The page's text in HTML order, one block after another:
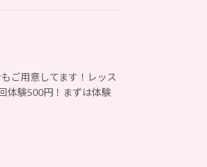
ご用意してます！レッス
体験500円！まずは体験